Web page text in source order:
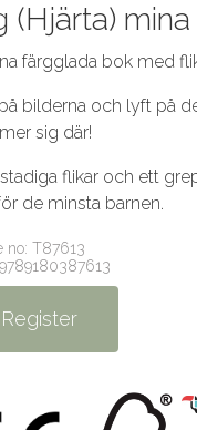
(Hjärta)
färgglada bok med
bilderna och lyft på
sig där!
flikar och ett
de minsta barnen.
no: T87613
Register